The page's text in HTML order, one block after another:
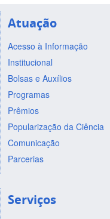
Atuação
Acesso à Informação
Institucional
Bolsas e Auxílios
Programas
Prêmios
Popularização da Ciência
Comunicação
Parcerias
Serviços